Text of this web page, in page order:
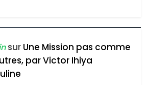
FIÈRE, DIGNE ET RÉSILIENTE :
POURQUOI JE REVENDIQUE
MA JUDAÏTE par Thérèse
Zrihen-Dvir
ISRAÉL JUDAISME
sur Une Mission pas comme
par Victor Ihiya